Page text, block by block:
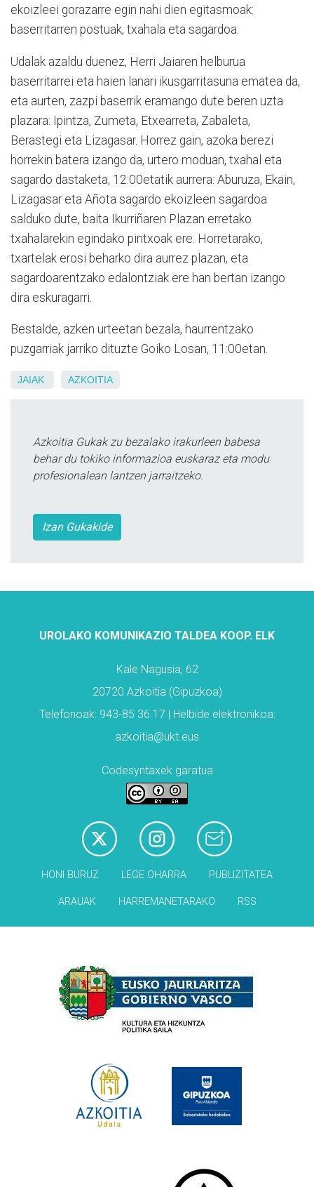
ekoizleei gorazarre egin nahi dien egitasmoak:
baserritarren postuak, txahala eta sagardoa.
Udalak azaldu duenez, Herri Jaiaren helburua
baserritarrei eta haien lanari ikusgarritasuna ematea da,
eta aurten, zazpi baserrik eramango dute beren uzta
plazara: Ipintza, Zumeta, Etxearreta, Zabaleta,
Berastegi eta Lizagasar. Horrez gain, azoka berezi
horrekin batera izango da, urtero moduan, txahal eta
sagardo dastaketa, 12:00etatik aurrera: Aburuza, Ekain,
Lizagasar eta Añota sagardo ekoizleen sagardoa
salduko dute, baita Ikurriñaren Plazan erretako
txahalarekin egindako pintxoak ere. Horretarako,
txartelak erosi beharko dira aurrez plazan, eta
sagardoarentzako edalontziak ere han bertan izango
dira eskuragarri.
Bestalde, azken urteetan bezala, haurrentzako
puzgarriak jarriko dituzte Goiko Losan, 11:00etan.
JAIAK AZKOITIA
Azkoitia Gukak zu bezalako irakurleen babesa
behar du tokiko informazioa euskaraz eta modu
profesionalean lantzen jarraitzeko.
Izan Gukakide
UROLAKO KOMUNIKAZIO TALDEA KOOP. ELK
Kale Nagusia, 62
20720 Azkoitia (Gipuzkoa)
Telefonoak: 943-85 36 17 | Helbide elektronikoa:
azkoitia@ukt.eus
Codesyntaxek garatua
HONI BURUZ LEGE OHARRA PUBLIZITATEA
ARAUAK HARREMANETARAKO RSS